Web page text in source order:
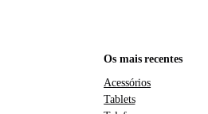
Os mais recentes
Acessórios
Tablets